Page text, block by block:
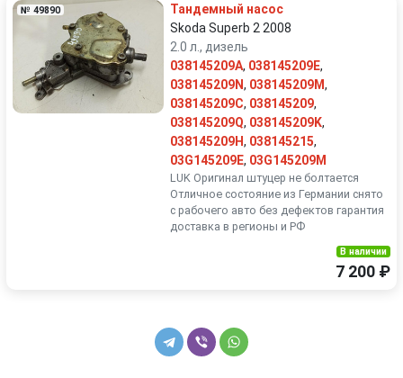
№ 49890
Тандемный насос
Skoda Superb 2 2008
2.0 л., дизель
038145209A, 038145209E,
038145209N, 038145209M,
038145209C, 038145209,
038145209Q, 038145209K,
038145209H, 038145215,
03G145209E, 03G145209M
LUK Оригинал штуцер не болтается
Отличное состояние из Германии снято
с рабочего авто без дефектов гарантия
доставка в регионы и РФ
В наличии
7 200 ₽